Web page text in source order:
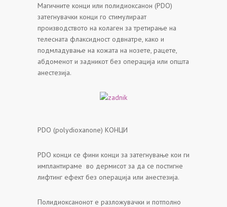
Магичните конци или полидиоксанон (PDO)
затегнувачки конци го стимулираат
производството на колаген за третирање на
телесната флаксидност одвнатре, како и
подмладување на кожата на нозете, рацете,
абдоменот и задникот без операција или општа
анестезија.
PDO (polydioxanone) КОНЦИ
PDO конци се фини конци за затегнување кои ги
имплантираме во дермисот за да се постигне
лифтинг ефект без операција или анестезија.
Полидиоксанонот е разложувачки и потполно